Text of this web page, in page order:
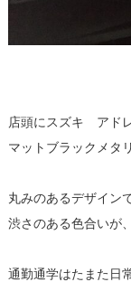
店頭にスズキ アド
マットブラックメタ
丸みのあるデザイン
渋さのある色合いが
通勤通学はたまた日